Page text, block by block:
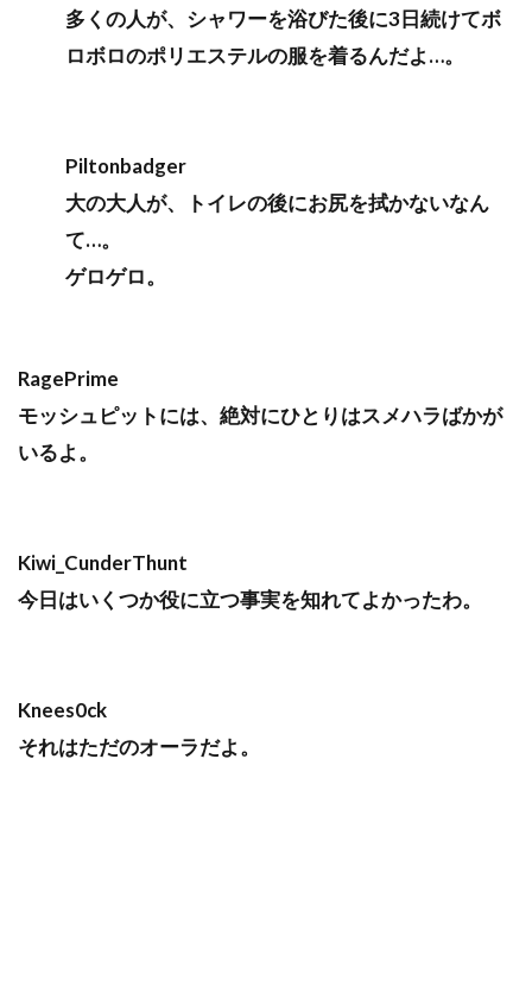
多くの人が、シャワーを浴びた後に3日続けてボ
ロボロのポリエステルの服を着るんだよ…。
Piltonbadger
大の大人が、トイレの後にお尻を拭かないなん
て…。
ゲロゲロ。
RagePrime
モッシュピットには、絶対にひとりはスメハラばかが
いるよ。
Kiwi_CunderThunt
今日はいくつか役に立つ事実を知れてよかったわ。
Knees0ck
それはただのオーラだよ。